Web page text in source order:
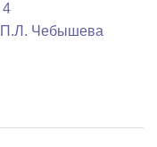
4
П.Л. Чебышева